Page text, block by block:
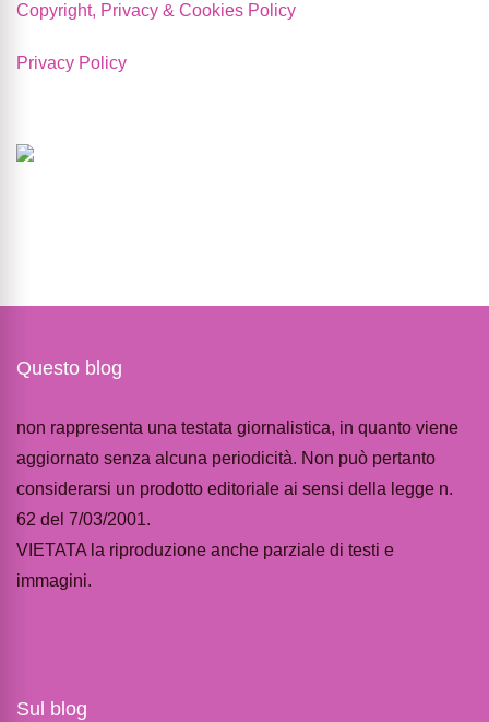
Copyright, Privacy & Cookies Policy
Privacy Policy
Questo blog
non rappresenta una testata giornalistica, in quanto viene
aggiornato senza alcuna periodicità. Non può pertanto
considerarsi un prodotto editoriale ai sensi della legge n.
62 del 7/03/2001.
VIETATA la riproduzione anche parziale di testi e
immagini.
Sul blog